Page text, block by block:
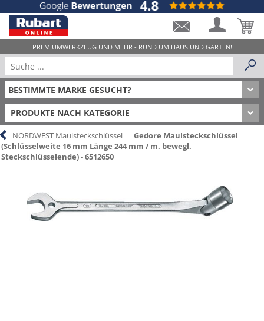
PRODUKTE NACH KATEGORIE
NORDWEST Maulsteckschlüssel |Gedore Maulsteckschlüssel
(Schlüsselweite 16 mm Länge 244 mm / m. bewegl.
Steckschlüsselende) - 6512650